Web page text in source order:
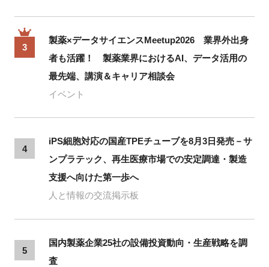
3
製薬×データサイエンスMeetup2026 業界外出身
者も活躍！ 製薬業界におけるAI、データ活用の
最先端、講演＆キャリア相談会
イベント
4
iPS細胞対応の国産TPEチューブを8月3日発売－サ
ンプラテック、再生医療市場での安定調達・製造
支援へ向けた第一歩へ
人と情報の交流掲示板
5
国内製薬企業25社の設備投資動向・生産戦略を調
査